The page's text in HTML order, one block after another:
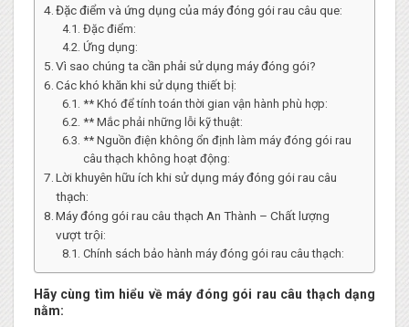
Đặc điểm và ứng dụng của máy đóng gói rau câu que:
Đặc điểm:
Ứng dụng:
Vì sao chúng ta cần phải sử dụng máy đóng gói?
Các khó khăn khi sử dụng thiết bị:
** Khó để tính toán thời gian vận hành phù hợp:
** Mắc phải những lỗi kỹ thuật:
** Nguồn điện không ổn định làm máy đóng gói rau
câu thạch không hoạt động:
Lời khuyên hữu ích khi sử dụng máy đóng gói rau câu
thạch:
Máy đóng gói rau câu thạch An Thành – Chất lượng
vượt trội:
Chính sách bảo hành máy đóng gói rau câu thạch:
Hãy cùng tìm hiểu về máy đóng gói rau câu thạch dạng
nằm: